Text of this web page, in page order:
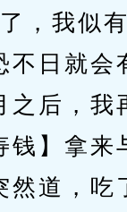
我似有
不日就会
之后，我
钱】拿来
道，吃